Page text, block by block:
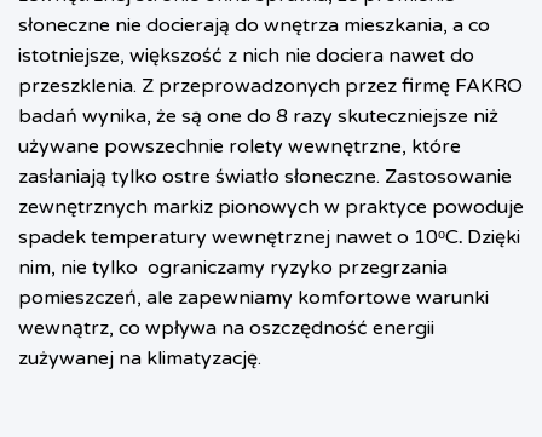
słoneczne nie docierają do wnętrza mieszkania, a co
istotniejsze, większość z nich nie dociera nawet do
przeszklenia. Z przeprowadzonych przez firmę FAKRO
badań wynika, że są one do 8 razy skuteczniejsze niż
używane powszechnie rolety wewnętrzne, które
zasłaniają tylko ostre światło słoneczne. Zastosowanie
zewnętrznych markiz pionowych w praktyce powoduje
spadek temperatury wewnętrznej nawet o 10ᵒC. Dzięki
nim, nie tylko ograniczamy ryzyko przegrzania
pomieszczeń, ale zapewniamy komfortowe warunki
wewnątrz, co wpływa na oszczędność energii
zużywanej na klimatyzację.